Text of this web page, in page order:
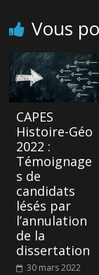
Vous
CAPES
Histoire-Géo
2022 :
Témoignage
s de
candidats
lésés par
l’annulation
de la
dissertation
30 mars 2022